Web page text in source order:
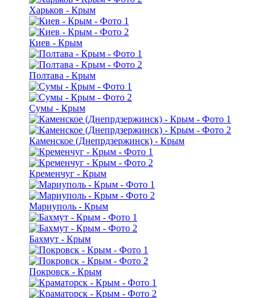
Харьков - Крым
Киев - Крым
Полтава - Крым
Сумы - Крым
Каменское (Днепрдзержинск) - Крым
Кременчуг - Крым
Мариуполь - Крым
Бахмут - Крым
Покровск - Крым